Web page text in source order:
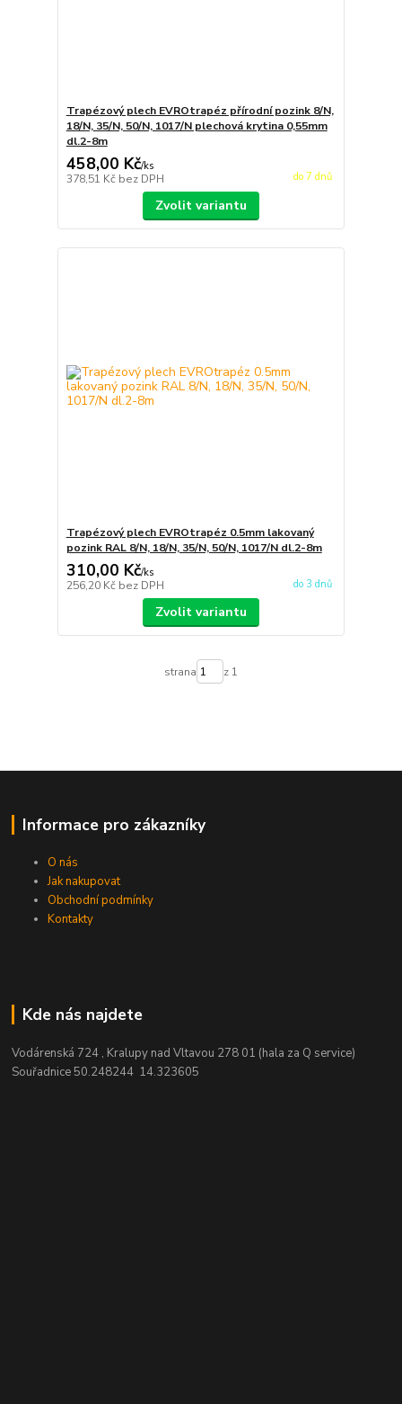
Trapézový plech EVROtrapéz přírodní pozink 8/N,
18/N, 35/N, 50/N, 1017/N plechová krytina 0,55mm
dl.2-8m
458,00 Kč/ks
378,51 Kč bez DPH do 7 dnů
Zvolit variantu
Trapézový plech EVROtrapéz 0.5mm lakovaný
pozink RAL 8/N, 18/N, 35/N, 50/N, 1017/N dl.2-8m
310,00 Kč/ks
256,20 Kč bez DPH do 3 dnů
Zvolit variantu
strana z 1
Informace pro zákazníky
O nás
Jak nakupovat
Obchodní podmínky
Kontakty
Kde nás najdete
Vodárenská 724 , Kralupy nad Vltavou 278 01 (hala za Q service)
Souřadnice 50.248244 14.323605